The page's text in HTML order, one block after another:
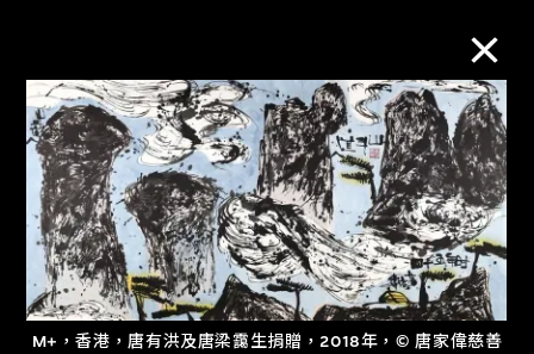
M+，香港，唐有洪及唐梁靄生捐贈，2018年，© 唐家偉慈善
M+藏品
進一步篩選 搜索